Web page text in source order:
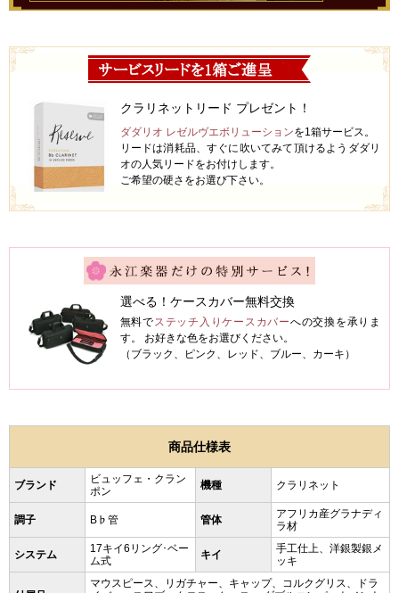
クラリネットリード プレゼント！
ダダリオ レゼルヴエボリューションを1箱サービス。
リードは消耗品、すぐに吹いてみて頂けるようダダリ
オの人気リードをお付けします。
ご希望の硬さをお選び下さい。
選べる！ケースカバー無料交換
無料でステッチ入りケースカバーへの交換を承りま
す。 お好きな色をお選びください。
（ブラック、ピンク、レッド、ブルー、カーキ）
商品仕様表
ブランド
ビュッフェ・クラン
ポン
機種 クラリネット
調子 B♭管 管体
アフリカ産グラナディ
ラ材
システム
17キイ6リング･ベー
ム式
キイ
手工仕上、洋銀製銀メ
ッキ
マウスピース、リガチャー、キャップ、コルクグリス、ドラ